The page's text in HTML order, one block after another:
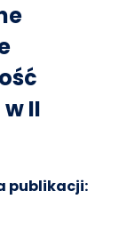
II
publikacji: